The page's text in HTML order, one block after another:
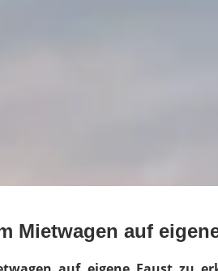
Mietwagen auf